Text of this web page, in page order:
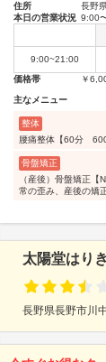
住所
長野
本日の営業状況 9:00
9:00~21:00
価格帯
￥
主なメニュー
整体
腰痛整体【60分
骨盤矯正
（産後）骨盤矯正
常の歪み、産後の矯
太陽堂はり
長野県長野市川